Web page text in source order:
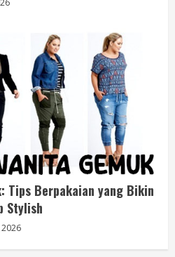
Tips Berpakaian yang Bikin
Stylish